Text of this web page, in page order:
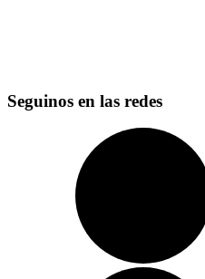
Seguinos en las redes